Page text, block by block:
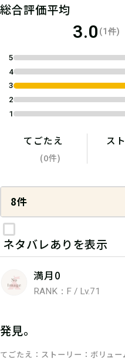
総合評価平均
3.0 (1件)
5
4
3
2
1
てごたえ
(0件)
ス
8件
ネタバレありを表示
満月0
RANK：F / Lv.71
発見。
てごたえ ストーリー ボリュー